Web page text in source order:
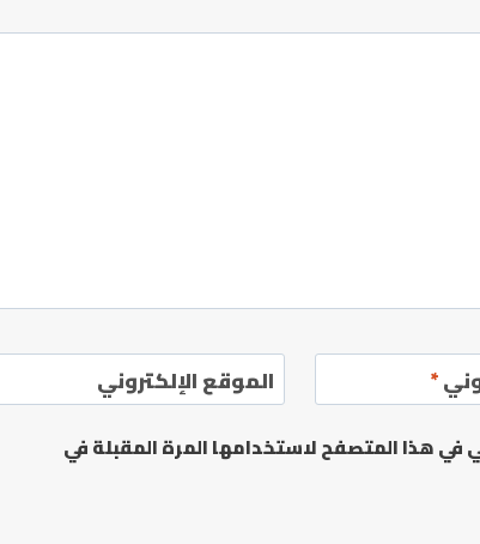
* الموقع الإلكتروني
في هذا المتصفح لاستخدامها المرة المقبلة في